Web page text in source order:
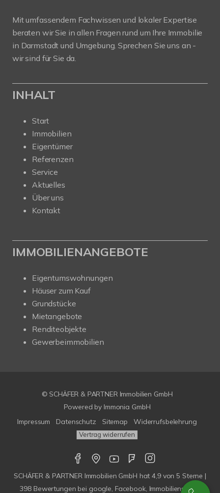
Mit umfassendem Fachwissen und lokaler Expertise
beraten wir Sie in allen Fragen rund um Ihre Immobilie
in Darmstadt und Umgebung. Sprechen Sie uns an -
wir sind für Sie da.
INHALT
Start
Immobilien
Eigentümer
Referenzen
Service
Aktuelles
Über uns
Kontakt
IMMOBILIENANGEBOTE
Eigentumswohnungen
Häuser zum Kauf
Grundstücke
Mietangebote
Renditeobjekte
Gewerbeimmobilien
© SCHÄFER & PARTNER Immobilien GmbH
Powered by Immonia GmbH
Impressum
Datenschutz Sitemap Widerrufsbelehrung
Vertrag widerrufen
SCHÄFER & PARTNER Immobilien GmbH hat4,9von5 Sterne |
398 Bewertungen bei google, Facebook, Immobilienscout,